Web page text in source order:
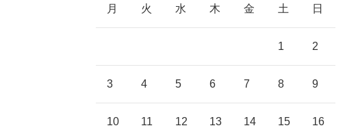
月 火 水 木 金 土 日
1 2
3 4 5 6 7 8 9
10 11 12 13 14 15 16